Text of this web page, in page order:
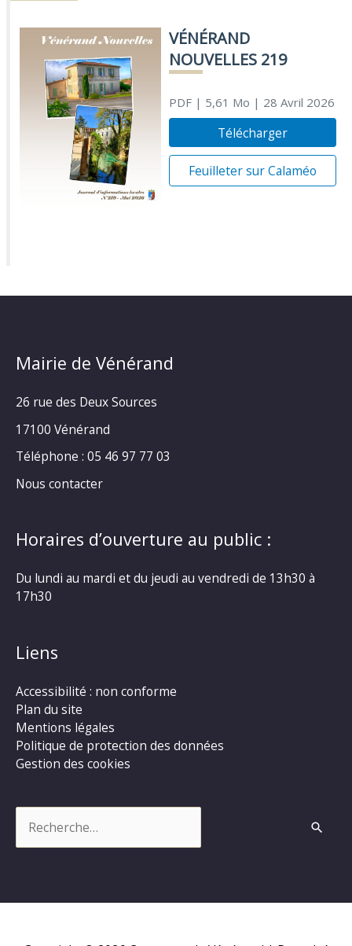
VÉNÉRAND
NOUVELLES 219
PDF| 5,61 Mo | 28 Avril 2026
Télécharger
Feuilleter sur Calaméo
Mairie de Vénérand
26 rue des Deux Sources
17100 Vénérand
Téléphone : 05 46 97 77 03
Nous contacter
Horaires d’ouverture au public :
Du lundi au mardi et du jeudi au vendredi de 13h30 à
17h30
Liens
Accessibilité : non conforme
Plan du site
Mentions légales
Politique de protection des données
Gestion des cookies